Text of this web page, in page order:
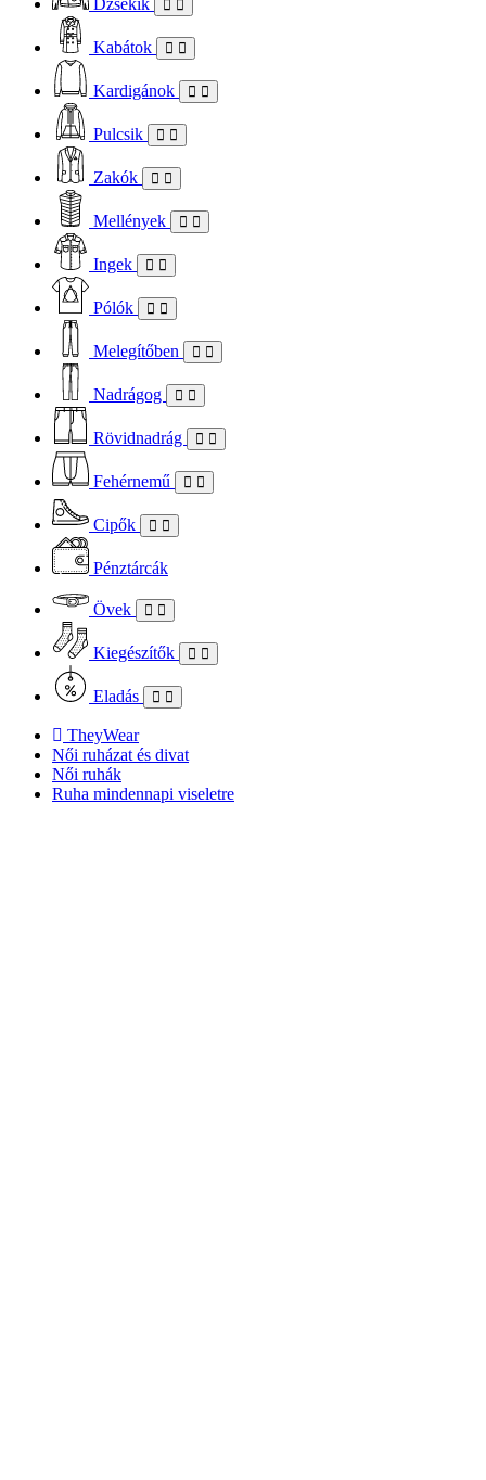
Dzsekik
Kabátok
Kardigánok
Pulcsik
Zakók
Mellények
Ingek
Pólók
Melegítőben
Nadrágog
Rövidnadrág
Fehérnemű
Cipők
Pénztárcák
Övek
Kiegészítők
Eladás
TheyWear
Női ruházat és divat
Női ruhák
Ruha mindennapi viseletre